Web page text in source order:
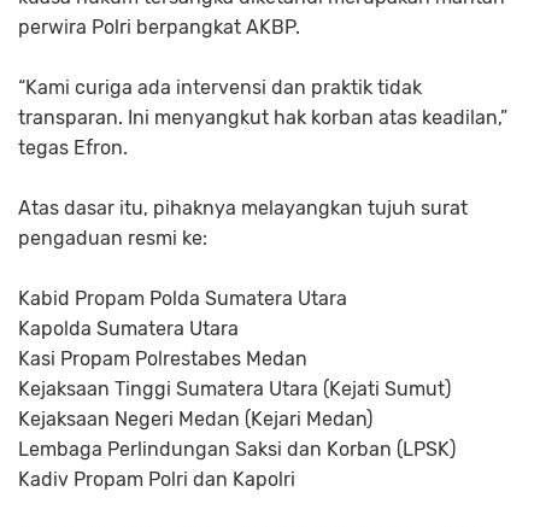
perwira Polri berpangkat AKBP.
“Kami curiga ada intervensi dan praktik tidak
transparan. Ini menyangkut hak korban atas keadilan,”
tegas Efron.
Atas dasar itu, pihaknya melayangkan tujuh surat
pengaduan resmi ke:
Kabid Propam Polda Sumatera Utara
Kapolda Sumatera Utara
Kasi Propam Polrestabes Medan
Kejaksaan Tinggi Sumatera Utara (Kejati Sumut)
Kejaksaan Negeri Medan (Kejari Medan)
Lembaga Perlindungan Saksi dan Korban (LPSK)
Kadiv Propam Polri dan Kapolri